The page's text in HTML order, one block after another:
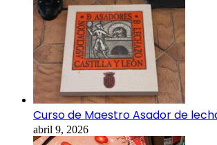
Curso de Maestro Asador de
abril 9, 2026